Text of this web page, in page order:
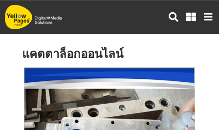
ข้าม
ไป
แคตตาล็อกออนไลน์